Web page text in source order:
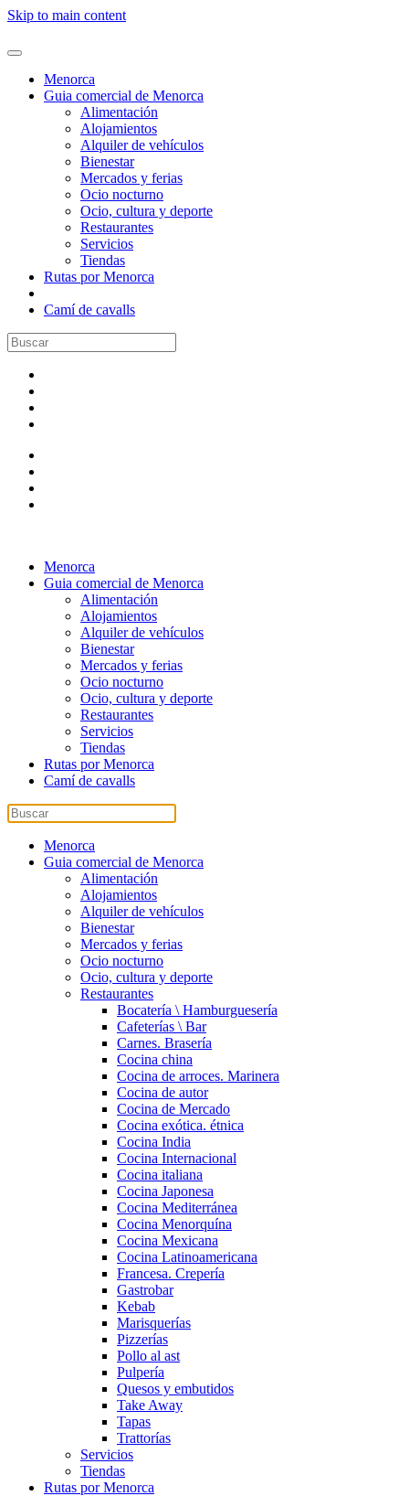
Skip to main content
Menorca
Guia comercial de Menorca
Alimentación
Alojamientos
Alquiler de vehículos
Bienestar
Mercados y ferias
Ocio nocturno
Ocio, cultura y deporte
Restaurantes
Servicios
Tiendas
Rutas por Menorca
Camí de cavalls
Menorca
Guia comercial de Menorca
Alimentación
Alojamientos
Alquiler de vehículos
Bienestar
Mercados y ferias
Ocio nocturno
Ocio, cultura y deporte
Restaurantes
Servicios
Tiendas
Rutas por Menorca
Camí de cavalls
Menorca
Guia comercial de Menorca
Alimentación
Alojamientos
Alquiler de vehículos
Bienestar
Mercados y ferias
Ocio nocturno
Ocio, cultura y deporte
Restaurantes
Bocatería \ Hamburguesería
Cafeterías \ Bar
Carnes. Brasería
Cocina china
Cocina de arroces. Marinera
Cocina de autor
Cocina de Mercado
Cocina exótica. étnica
Cocina India
Cocina Internacional
Cocina italiana
Cocina Japonesa
Cocina Mediterránea
Cocina Menorquína
Cocina Mexicana
Cocina Latinoamericana
Francesa. Crepería
Gastrobar
Kebab
Marisquerías
Pizzerías
Pollo al ast
Pulpería
Quesos y embutidos
Take Away
Tapas
Trattorías
Servicios
Tiendas
Rutas por Menorca